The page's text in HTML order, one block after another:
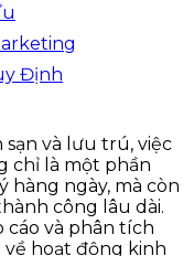
Định
và lưu trú, việc
chỉ là một phần
ngày, mà còn
công lâu dài.
và phân tích
hoạt động kinh